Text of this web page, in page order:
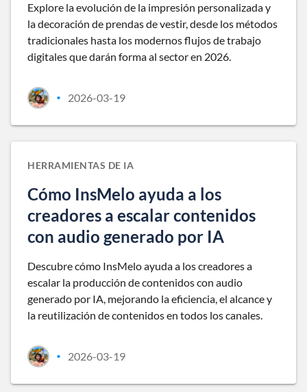
Explore la evolución de la impresión personalizada y
la decoración de prendas de vestir, desde los métodos
tradicionales hasta los modernos flujos de trabajo
digitales que darán forma al sector en 2026.
• 2026-03-19
HERRAMIENTAS DE IA
Cómo InsMelo ayuda a los
creadores a escalar contenidos
con audio generado por IA
Descubre cómo InsMelo ayuda a los creadores a
escalar la producción de contenidos con audio
generado por IA, mejorando la eficiencia, el alcance y
la reutilización de contenidos en todos los canales.
• 2026-03-19